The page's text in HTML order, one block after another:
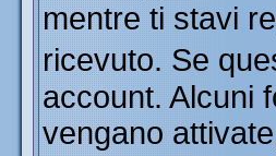
mentre ti stavi
ricevuto. Se
account. Alcuni
vengano